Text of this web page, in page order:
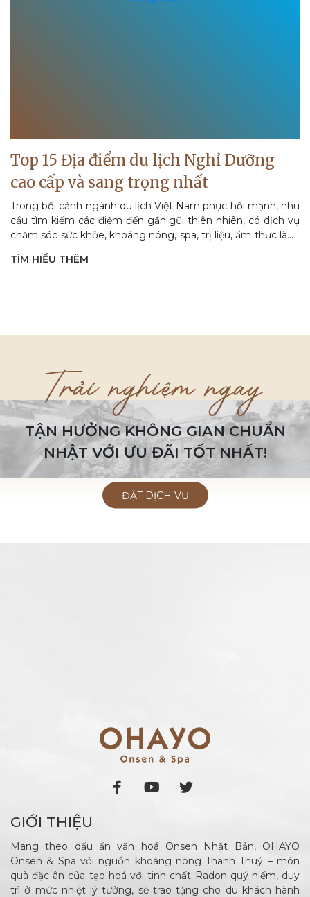
Top 15 Địa điểm du lịch Nghỉ Dưỡng
cao cấp và sang trọng nhất
Trong bối cảnh ngành du lịch Việt Nam phục hồi mạnh, nhu
cầu tìm kiếm các điểm đến gần gũi thiên nhiên, có dịch vụ
chăm sóc sức khỏe, khoáng nóng, spa, trị liệu, ẩm thực lành
TÌM HIỂU THÊM
Trải nghiệm ngay
TẬN HƯỞNG KHÔNG GIAN CHUẨN
NHẬT VỚI ƯU ĐÃI TỐT NHẤT!
ĐẶT DỊCH VỤ
GIỚI THIỆU
Mang theo dấu ấn văn hoá Onsen Nhật Bản, OHAYO
Onsen & Spa với nguồn khoáng nóng Thanh Thuỷ – món
quà đặc ân của tạo hoá với tinh chất Radon quý hiếm, duy
trì ở mức nhiệt lý tưởng, sẽ trao tặng cho du khách hành